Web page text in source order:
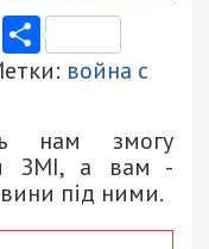
Email
война с
нам змогу
ЗМІ, а вам -
під ними.